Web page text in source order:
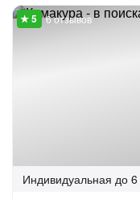
6 отзывов
Индивидуальная до 6